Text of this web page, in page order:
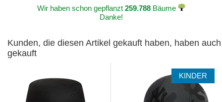
Wir haben schon gepflanzt 259.788Bäume
Danke!
Kunden, die diesen Artikel gekauft haben, haben auch
gekauft
KINDER